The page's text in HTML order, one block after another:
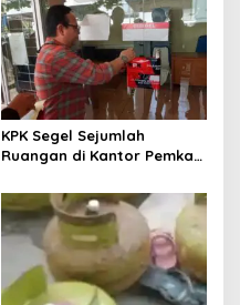
KPK Segel Sejumlah
Ruangan di Kantor Pemkab
Ruang Kerja Bupati